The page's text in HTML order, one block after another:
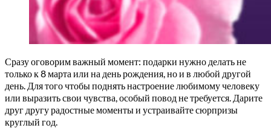
Сразу оговорим важный момент: подарки нужно делать не
только к 8 марта или на день рождения, но и в любой другой
день. Для того чтобы поднять настроение любимому человеку
или выразить свои чувства, особый повод не требуется. Дарите
друг другу радостные моменты и устраивайте сюрпризы
круглый год.